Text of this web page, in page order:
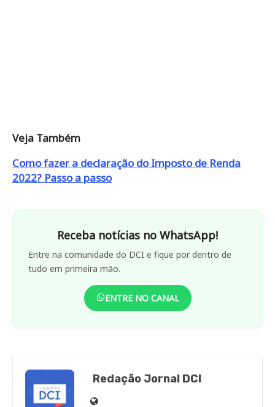
Veja Também
Como fazer a declaração do Imposto de Renda
2022? Passo a passo
Receba notícias no WhatsApp!
Entre na comunidade do DCI e fique por dentro de
tudo em primeira mão.
ENTRE NO CANAL
Redação Jornal DCI
Site